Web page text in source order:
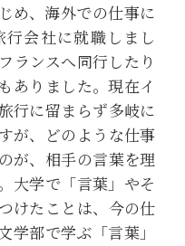
め、海外での仕事に
会社に就職しまし
ランスへ同行したり
ありました。現在イ
行に留まらず多岐に
が、どのような仕事
が、相手の言葉を理
大学で「言葉」やそ
けたことは、今の仕
学部で学ぶ「言葉」